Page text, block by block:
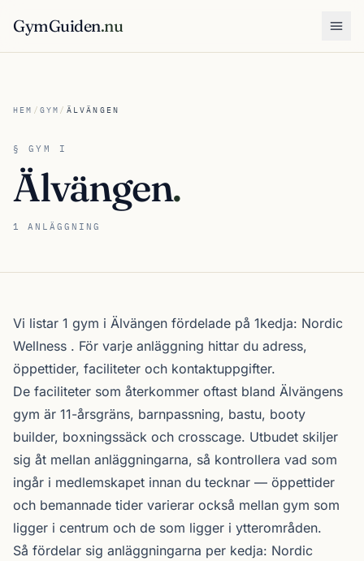
GymGuiden.nu
HEM / GYM / ÄLVÄNGEN
§ GYM I
Älvängen.
1 ANLÄGGNING
Om gymutbudet i Älvängen
Vi listar 1 gym i Älvängen fördelade på 1kedja: Nordic
Wellness . För varje anläggning hittar du adress,
öppettider, faciliteter och kontaktuppgifter.
De faciliteter som återkommer oftast bland Älvängens
gym är 11-årsgräns, barnpassning, bastu, booty
builder, boxningssäck och crosscage. Utbudet skiljer
sig åt mellan anläggningarna, så kontrollera vad som
ingår i medlemskapet innan du tecknar — öppettider
och bemannade tider varierar också mellan gym som
ligger i centrum och de som ligger i ytterområden.
Så fördelar sig anläggningarna per kedja: Nordic